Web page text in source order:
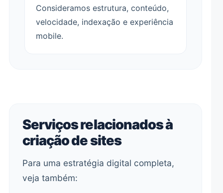
Consideramos estrutura, conteúdo,
velocidade, indexação e experiência
mobile.
Serviços relacionados à
criação de sites
Para uma estratégia digital completa,
veja também: